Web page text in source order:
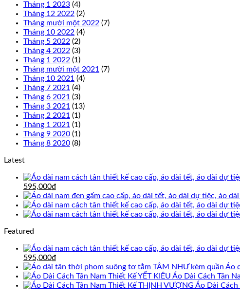
Tháng 1 2023 (4)
Tháng 12 2022 (2)
Tháng mười một 2022 (7)
Tháng 10 2022 (4)
Tháng 5 2022 (2)
Tháng 4 2022 (3)
Tháng 1 2022 (1)
Tháng mười một 2021 (7)
Tháng 10 2021 (4)
Tháng 7 2021 (4)
Tháng 6 2021 (3)
Tháng 3 2021 (13)
Tháng 2 2021 (1)
Tháng 1 2021 (1)
Tháng 9 2020 (1)
Tháng 8 2020 (8)
Latest
Giá
gốc
là:
695,000₫.
595,000₫
hiện
tại
là:
Featured
Giá
gốc
là:
695,000₫.
595,000₫
hiện
tại
là:
Áo
Áo Dài Cách Tân
Áo Dài